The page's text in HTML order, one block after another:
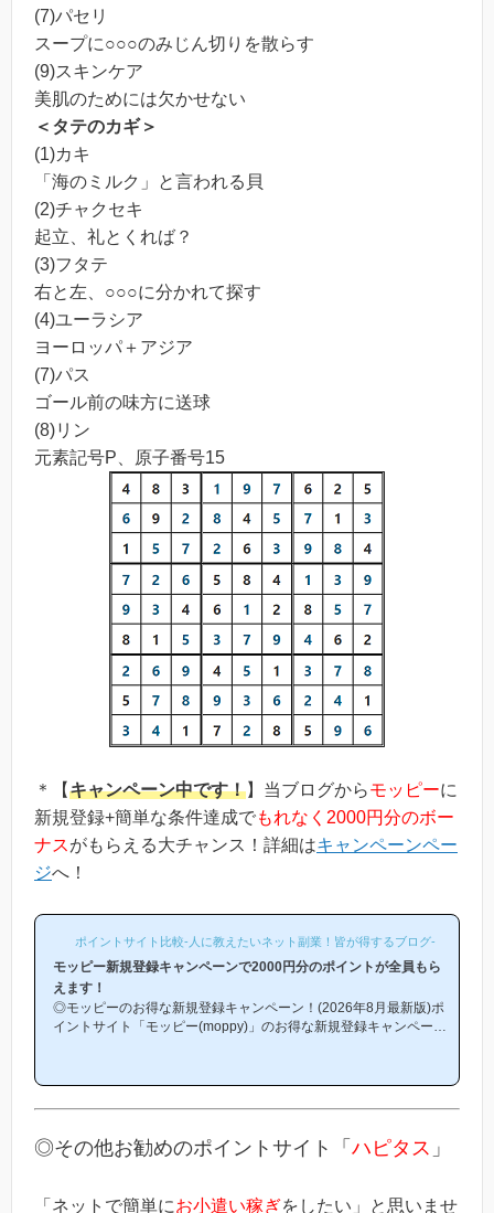
(7)パセリ
スープに○○○のみじん切りを散らす
(9)スキンケア
美肌のためには欠かせない
＜タテのカギ＞
(1)カキ
「海のミルク」と言われる貝
(2)チャクセキ
起立、礼とくれば？
(3)フタテ
右と左、○○○に分かれて探す
(4)ユーラシア
ヨーロッパ＋アジア
(7)パス
ゴール前の味方に送球
(8)リン
元素記号P、原子番号15
＊【キャンペーン中です！】当ブログからモッピーに
新規登録+簡単な条件達成でもれなく2000円分のボー
ナスがもらえる大チャンス！詳細はキャンペーンペー
ジへ！
ポイントサイト比較-人に教えたいネット副業！皆が得するブログ-
モッピー新規登録キャンペーンで2000円分のポイントが全員もら
えます！
◎モッピーのお得な新規登録キャンペーン！(2026年8月最新版)ポ
イントサイト「モッピー(moppy)」のお得な新規登録キャンペーン
はあるの？」という方は必見です！モッピー新規登録キャンペーン
る」という、シンプルなものです。(*ちなみに「2000円分のボー
ナス」というのは過去のキ...
◎その他お勧めのポイントサイト「 ハピタス 」
「ネットで簡単にお小遣い稼ぎをしたい」と思いませ